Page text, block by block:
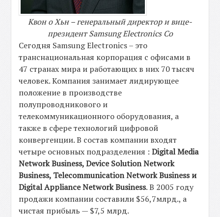
Квон о Хьн – генеральный директор и вице-
президентSamsung Electronics Co
Сегодня Samsung Electronics – это
транснациональная корпорация с офисами в
47 странах мира и работающих в них 70 тысяч
человек. Компания занимает лидирующее
положение в производстве
полупроводникового и
телекоммуникационного оборудования, а
также в сфере технологий цифровой
конвергенции. В состав компании входят
четыре основных подразделения :Digital Media
Network Business, Device Solution Network
Business, Telecommunication Network Business и
Digital Appliance Network Business. В 2005 году
продажи компании составили $56,7млрд., а
чистая прибыль — $7,5 млрд.